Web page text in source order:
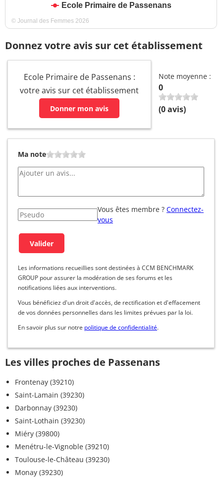
Ecole Primaire de Passenans
© Journal des Femmes 2026
Donnez votre avis sur cet établissement
Ecole Primaire de Passenans :
votre avis sur cet établissement
Donner mon avis
Note moyenne :
0
(0avis)
Ma note
Vous êtes membre ? Connectez-
vous
Les informations recueillies sont destinées à CCM BENCHMARK
GROUP pour assurer la modération de ses forums et les
notifications liées aux interventions.
Vous bénéficiez d'un droit d'accès, de rectification et d'effacement
de vos données personnelles dans les limites prévues par la loi.
En savoir plus sur notre politique de confidentialité.
Les villes proches de Passenans
Frontenay (39210)
Saint-Lamain (39230)
Darbonnay (39230)
Saint-Lothain (39230)
Miéry (39800)
Menétru-le-Vignoble (39210)
Toulouse-le-Château (39230)
Monay (39230)